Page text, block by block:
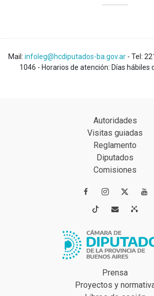
Mail: infoleg@hcdiputados-ba.gov.ar - Tel:
1046 - Horarios de atención: Días hábiles
Autoridades
Visitas guiadas
Reglamento
Diputados
Comisiones
 
 
Prensa
Proyectos y